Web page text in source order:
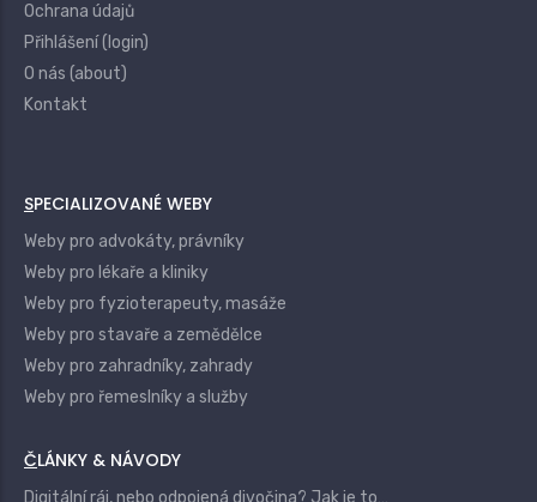
Ochrana údajů
Přihlášení (login)
O nás (about)
Kontakt
SPECIALIZOVANÉ WEBY
Weby pro advokáty, právníky
Weby pro lékaře a kliniky
Weby pro fyzioterapeuty, masáže
Weby pro stavaře a zemědělce
Weby pro zahradníky, zahrady
Weby pro řemeslníky a služby
ČLÁNKY & NÁVODY
Digitální ráj, nebo odpojená divočina? Jak je to…